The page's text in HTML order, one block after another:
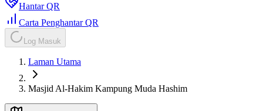
Hantar QR
Carta Penghantar QR
Log Masuk
Laman Utama
Masjid Al-Hakim Kampung Muda Hashim